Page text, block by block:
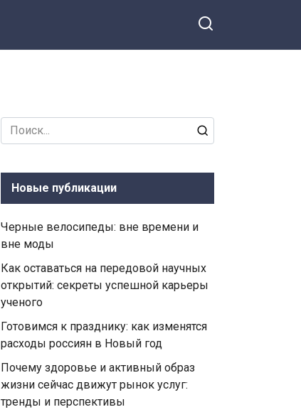
Search
for:
Новые публикации
Черные велосипеды: вне времени и
вне моды
Как оставаться на передовой научных
открытий: секреты успешной карьеры
ученого
Готовимся к празднику: как изменятся
расходы россиян в Новый год
Почему здоровье и активный образ
жизни сейчас движут рынок услуг:
тренды и перспективы